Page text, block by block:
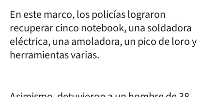
En este marco, los policías lograron
recuperar cinco notebook, una soldadora
eléctrica, una amoladora, un pico de loro y
herramientas varias.